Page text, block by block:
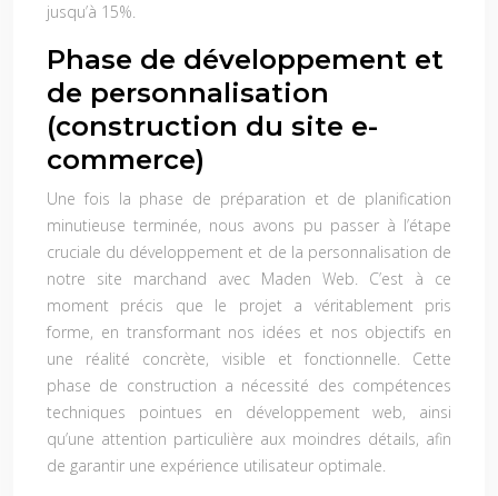
jusqu’à 15%.
Phase de développement et
de personnalisation
(construction du site e-
commerce)
Une fois la phase de préparation et de planification
minutieuse terminée, nous avons pu passer à l’étape
cruciale du développement et de la personnalisation de
notre site marchand avec Maden Web. C’est à ce
moment précis que le projet a véritablement pris
forme, en transformant nos idées et nos objectifs en
une réalité concrète, visible et fonctionnelle. Cette
phase de construction a nécessité des compétences
techniques pointues en développement web, ainsi
qu’une attention particulière aux moindres détails, afin
de garantir une expérience utilisateur optimale.